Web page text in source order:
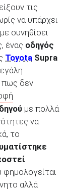
τις
να υπάρχει
συνηθίσει
ένας οδηγός
Toyota Supra
πως δεν
με πολλά
να
το
φημολογείται
αλλά